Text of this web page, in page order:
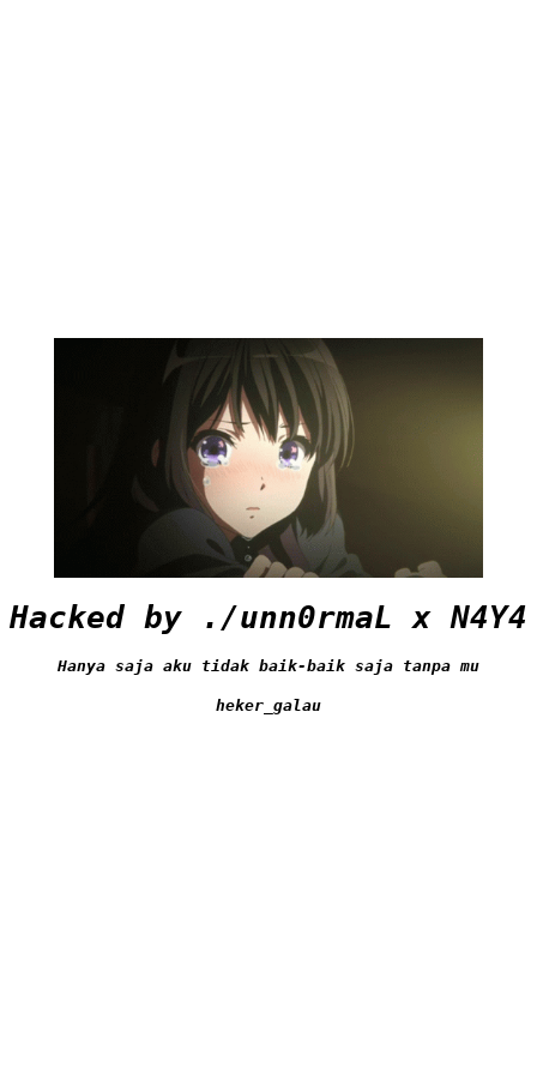
Hacked by ./unn0rmaL x N4Y4
Hanya saja aku tidak baik-baik saja tanpa mu
heker_galau